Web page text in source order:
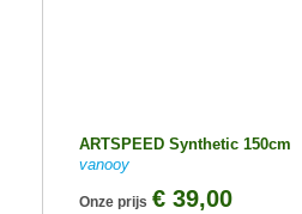
ARTSPEED Synthetic 150cm
vanooy
Onze prijs € 39,00